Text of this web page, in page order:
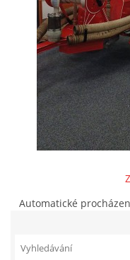
INFORMACE
Automatické